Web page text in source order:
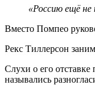
«Россию ещё не
Вместо Помпео
Рекс Тиллерсон
Слухи о его
назывались